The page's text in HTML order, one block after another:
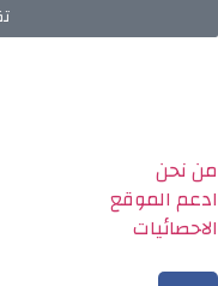
من نحن
ادعم الموقع
الاحصائيات